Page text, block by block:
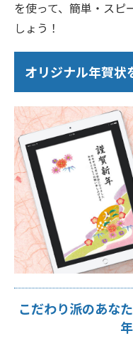
を使って、簡単・スピ
しょう！
オリジナル年賀状
こだわり派のあな